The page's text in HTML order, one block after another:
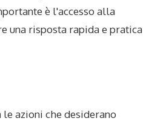
è l'accesso alla
una risposta rapida e pratica
azioni che desiderano